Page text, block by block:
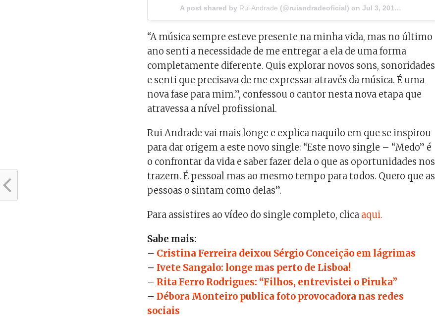
A post shared by Rui Andrade (@ruiandradeoficial) onJul 3, 2018 at 12:31pm PDT
“A música sempre esteve presente na minha vida, mas no último
ano senti a necessidade de me entregar a ela de uma forma
completamente diferente. Quis explorar novos sons, sonoridades
e senti que precisava de me expressar através da música. É uma
nova fase para mim.”, confessou o cantor nesta nova etapa que
atravessa a nível profissional.
Rui Andrade vai mais longe e explica naquilo em que se inspirou
para dar origem a este novo single: “Este novo single – “Medo” é
o confrontar da vida e saber fazer dela o que as oportunidades nos
trazem. É pessoal mas ao mesmo tempo para todos. Quero que as
pessoas o sintam como delas”.
Para assistires ao vídeo do single completo, clica aqui.
Sabe mais:
– Cristina Ferreira deixou Sérgio Conceição em lágrimas
– Ivete Sangalo: longe mas perto de Lisboa!
– Rita Ferro Rodrigues: “Filhos, entrevistei o Piruka”
–Débora Monteiro publica foto provocadora nas redes
sociais